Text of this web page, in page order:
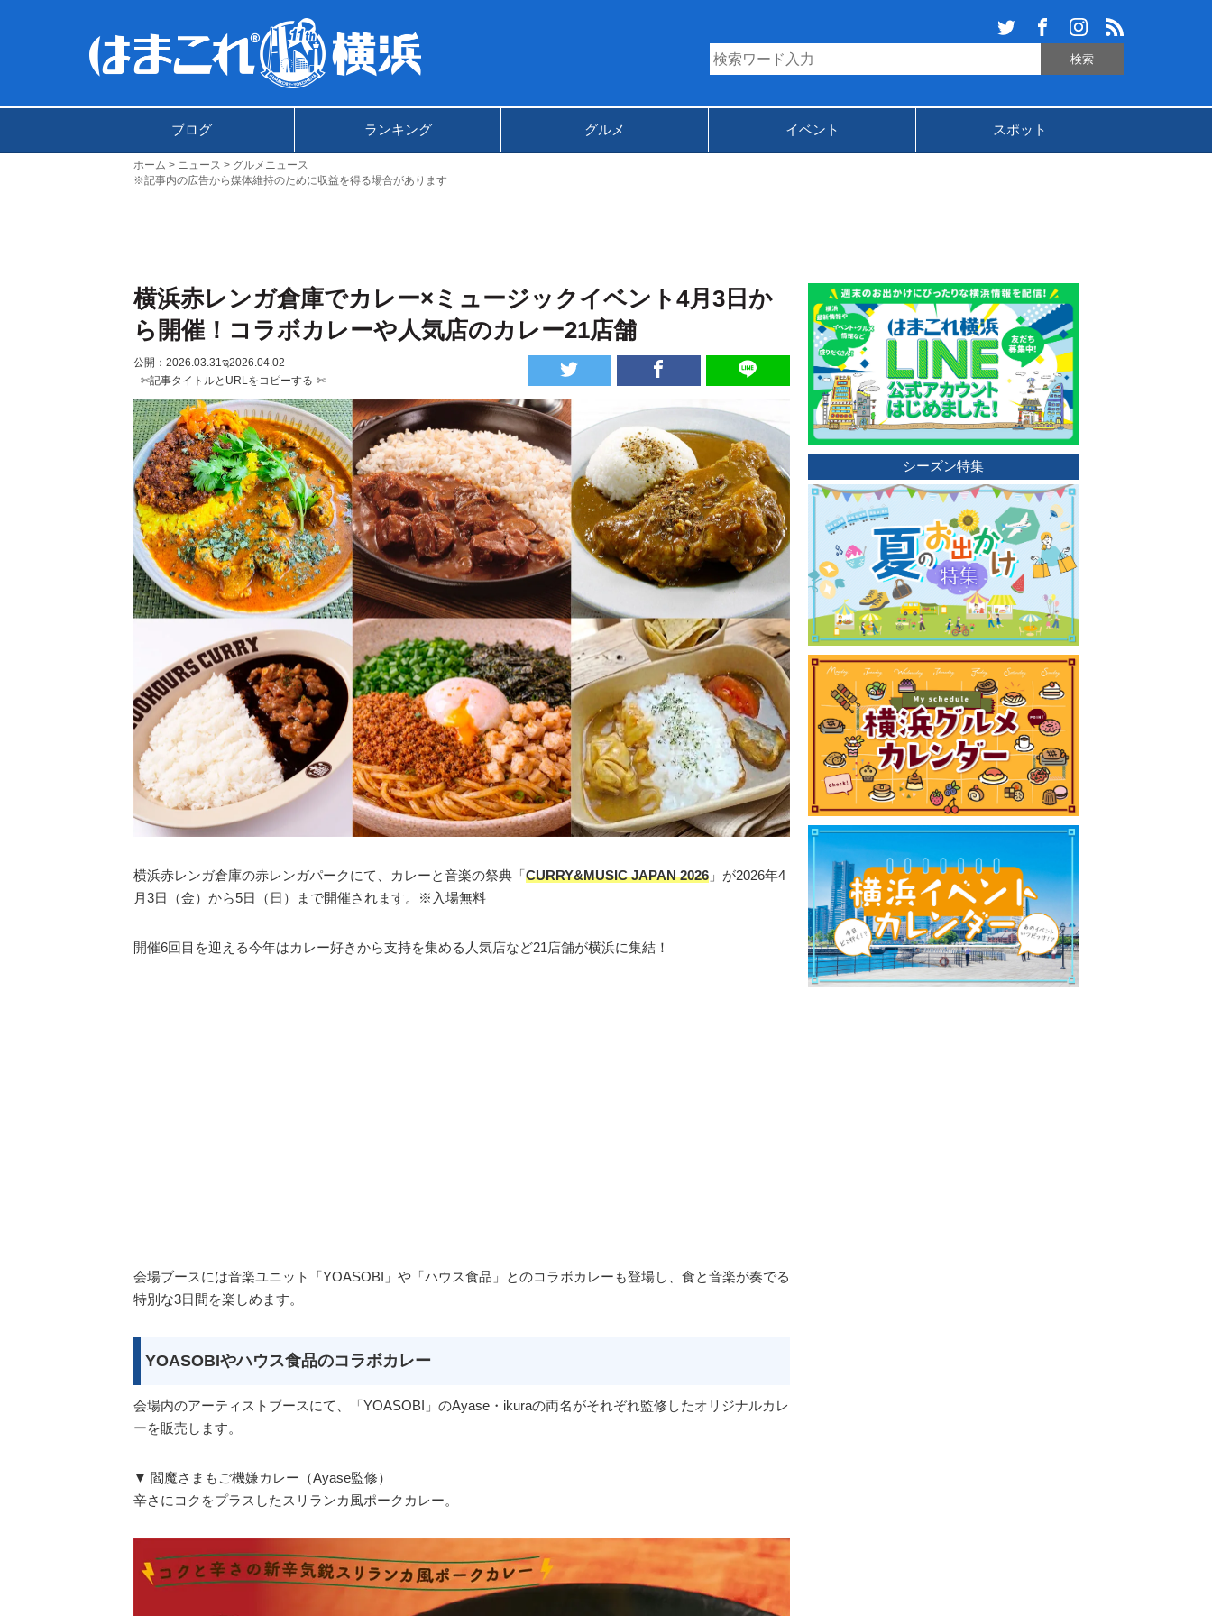
ブログ ランキング グルメ イベント スポット
ホーム ニュース
グルメニュース
※記事内の広告から媒体維持のために収益を得る場合があります
横浜赤レンガ倉庫でカレー×ミュージックイベント4月3日か
ら開催！コラボカレーや人気店のカレー21店舗
公開：2026.03.31 ಇ2026.04.02
--✄記事タイトルとURLをコピーする-✄—
横浜赤レンガ倉庫の赤レンガパークにて、カレーと音楽の祭典「CURRY&MUSIC JAPAN 2026 」が2026年4
月3日（金）から5日（日）まで開催されます。※入場無料
開催6回目を迎える今年はカレー好きから支持を集める人気店など21店舗が横浜に集結！
会場ブースには音楽ユニット「YOASOBI」や「ハウス食品」とのコラボカレーも登場し、食と音楽が奏でる
特別な3日間を楽しめます。
YOASOBIやハウス食品のコラボカレー
会場内のアーティストブースにて、「YOASOBI」のAyase・ikuraの両名がそれぞれ監修したオリジナルカレ
ーを販売します。
▼ 閻魔さまもご機嫌カレー（Ayase監修）
辛さにコクをプラスしたスリランカ風ポークカレー。
シーズン特集